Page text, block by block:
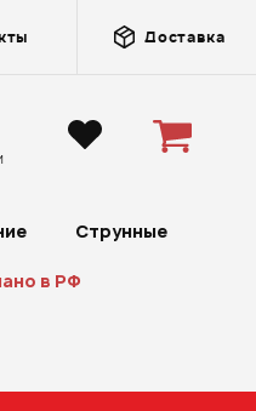
Доставка
Струнные
в РФ